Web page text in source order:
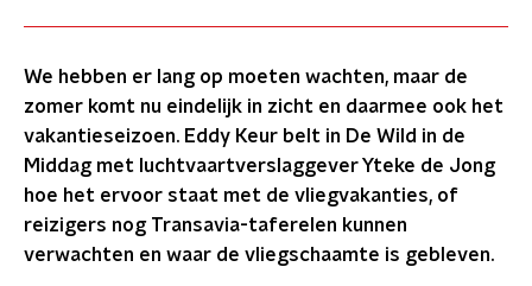
We hebben er lang op moeten wachten, maar de
zomer komt nu eindelijk in zicht en daarmee ook het
vakantieseizoen. Eddy Keur belt in De Wild in de
Middag met luchtvaartverslaggever Yteke de Jong
hoe het ervoor staat met de vliegvakanties, of
reizigers nog Transavia-taferelen kunnen
verwachten en waar de vliegschaamte is gebleven.